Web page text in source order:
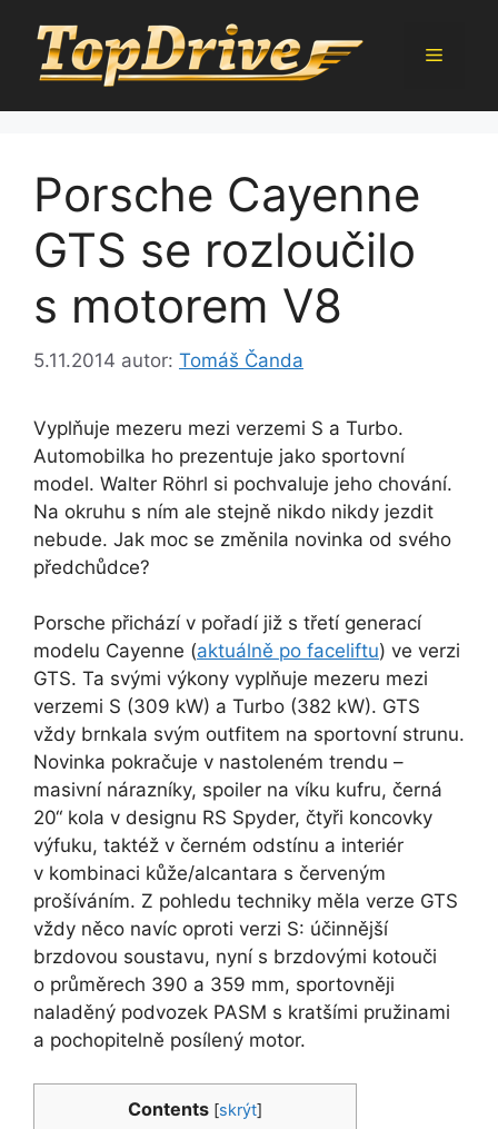
obsah
Menu
Porsche Cayenne
GTS se rozloučilo
s motorem V8
5.11.2014 autor: Tomáš Čanda
Vyplňuje mezeru mezi verzemi S a Turbo.
Automobilka ho prezentuje jako sportovní
model. Walter Röhrl si pochvaluje jeho chování.
Na okruhu s ním ale stejně nikdo nikdy jezdit
nebude. Jak moc se změnila novinka od svého
předchůdce?
Porsche přichází v pořadí již s třetí generací
modelu Cayenne (aktuálně po faceliftu) ve verzi
GTS. Ta svými výkony vyplňuje mezeru mezi
verzemi S (309 kW) a Turbo (382 kW). GTS
vždy brnkala svým outfitem na sportovní strunu.
Novinka pokračuje v nastoleném trendu –
masivní nárazníky, spoiler na víku kufru, černá
20“ kola v designu RS Spyder, čtyři koncovky
výfuku, taktéž v černém odstínu a interiér
v kombinaci kůže/alcantara s červeným
prošíváním. Z pohledu techniky měla verze GTS
vždy něco navíc oproti verzi S: účinnější
brzdovou soustavu, nyní s brzdovými kotouči
o průměrech 390 a 359 mm, sportovněji
naladěný podvozek PASM s kratšími pružinami
a pochopitelně posílený motor.
Contents [skrýt]